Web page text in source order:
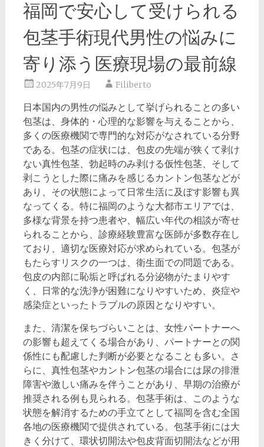
福岡で安心して受けられる
包茎手術現代男性の悩みに
寄り添う医療現場の最前線
2025年7月9日 Filiberto
日本国内の男性の悩みとして挙げられることの多い
包茎は、身体的・心理的な影響を与えることから、
多くの医療機関で専門的な対応がなされている分野
である。 包茎の症状には、包皮の先端が狭くて剥け
ない真性包茎、勃起時のみ剥ける仮性包茎、そして
剥こうとした際に痛みを感じるカントン包茎などが
あり、その状態によって日常生活に及ぼす影響も異
なってくる。特に福岡のような大都市エリアでは、
多様な背景を持つ患者や、幅広い年代の相談が寄せ
られることから、診療経験豊富な医師が多数存在し
ており、適切な医療対応が求められている。包茎が
もたらすリスクの一つは、衛生面での問題である。
包皮の内部に恥垢と呼ばれる分泌物がたまりやす
く、日常的な洗浄が困難になりやすいため、炎症や
感染症といったトラブルの原因となりやすい。
また、清潔を保ちづらいことは、女性パートナーへ
の影響も超えてくる場合があり、パートナーとの関
係性にも配慮した判断が必要となることも多い。さ
らに、真性包茎やカントン包茎の場合には尿の排泄
障害や激しい痛みを伴うことがあり、早期の治療が
推奨される例も見られる。包茎手術は、このような
状態を解消するための手立てとして福岡を含む全国
各地の医療機関で提供されている。包茎手術には大
きく分けて、環状切開法や包皮背面切開法などが用